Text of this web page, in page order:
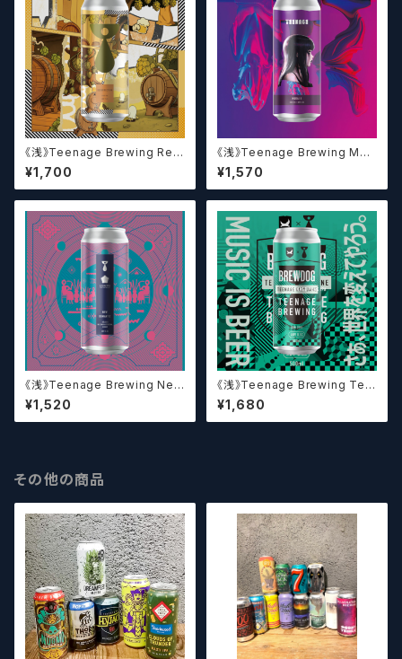
《浅》Teenage Brewing Res
urrection // レザレクション【ク
ラフトビール】
¥1,700
《浅》Teenage Brewing Mud
ai 8 // 無題【クラフトビール】
¥1,570
《浅》Teenage Brewing New
Romantic // ニューロマンティ
ック【クラフトビール】
¥1,520
《浅》Teenage Brewing Tee
nage Punk IPA // ティーンエ
イジパンクアイピーエー【クラフ
トビール】
¥1,680
その他の商品